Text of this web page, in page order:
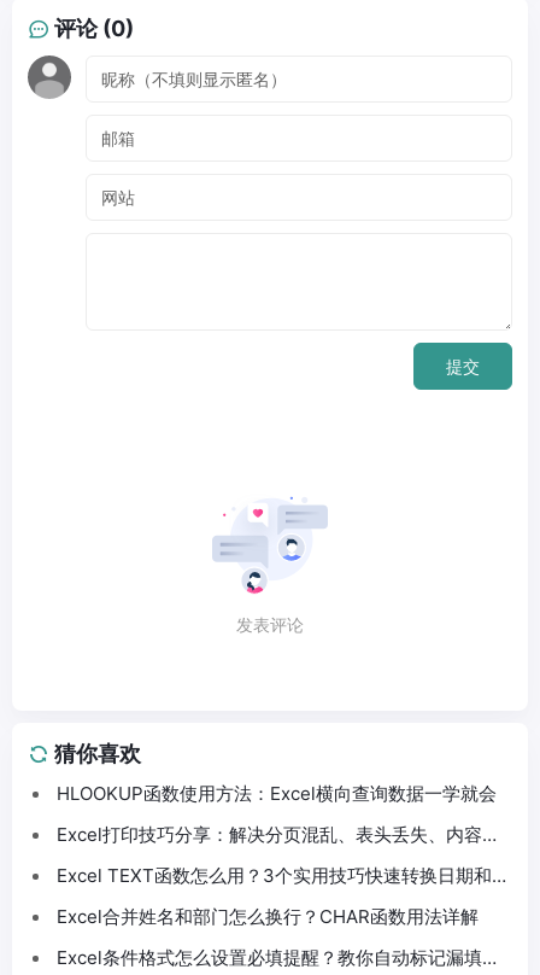
评论 (0)
提交
发表评论
猜你喜欢
HLOOKUP函数使用方法：Excel横向查询数据一学就会
Excel打印技巧分享：解决分页混乱、表头丢失、内容截
Excel TEXT函数怎么用？3个实用技巧快速转换日期和数
Excel合并姓名和部门怎么换行？CHAR函数用法详解
Excel条件格式怎么设置必填提醒？教你自动标记漏填数